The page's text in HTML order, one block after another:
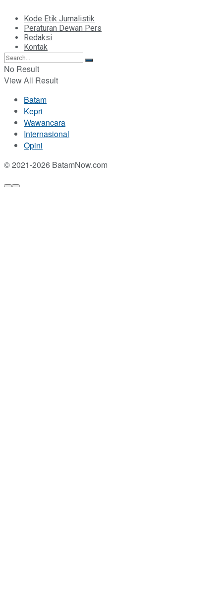
Kode Etik Jurnalistik
Peraturan Dewan Pers
Redaksi
Kontak
No Result
View All Result
Batam
Kepri
Wawancara
Internasional
Opini
© 2021-2026 BatamNow.com